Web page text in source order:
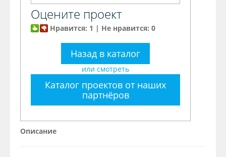
Оцените проект
Нравится: 1 | Не нравится: 0
Назад в каталог
или смотреть
Каталог проектов от наших
партнёров
Описание